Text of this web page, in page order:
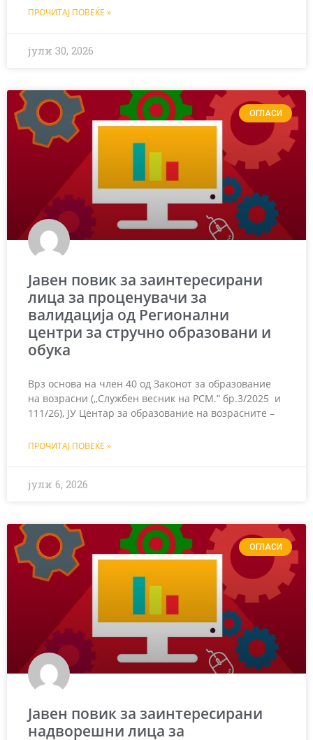
ПРОЧИТАЈ ПОВЕЌЕ »
јули 30, 2026
ОГЛАСИ
Јавен повик за заинтересирани
лица за проценувачи за
валидација од Регионални
центри за стручно образовани и
обука
Врз основа на член 40 од Законот за образование
на возрасни (,,Службен весник на РСМ.” бр.3/2025 и
111/26), ЈУ Центар за образование на возрасните –
ПРОЧИТАЈ ПОВЕЌЕ »
јули 6, 2026
ОГЛАСИ
Јавен повик за заинтересирани
надворешни лица за